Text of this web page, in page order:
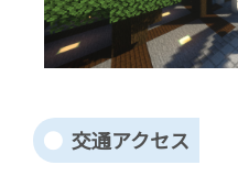
交通アクセス